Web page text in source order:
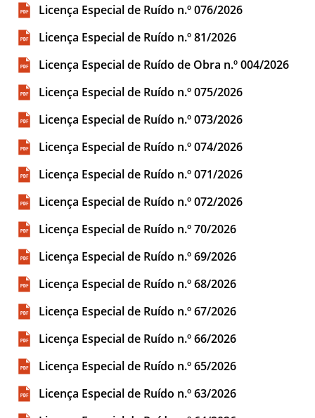
Licença Especial de Ruído n.º 076/2026
Licença Especial de Ruído n.º 81/2026
Licença Especial de Ruído de Obra n.º 004/2026
Licença Especial de Ruído n.º 075/2026
Licença Especial de Ruído n.º 073/2026
Licença Especial de Ruído n.º 074/2026
Licença Especial de Ruído n.º 071/2026
Licença Especial de Ruído n.º 072/2026
Licença Especial de Ruído n.º 70/2026
Licença Especial de Ruído n.º 69/2026
Licença Especial de Ruído n.º 68/2026
Licença Especial de Ruído n.º 67/2026
Licença Especial de Ruído n.º 66/2026
Licença Especial de Ruído n.º 65/2026
Licença Especial de Ruído n.º 63/2026